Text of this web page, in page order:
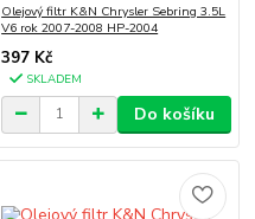
Olejový filtr K&N Chrysler Sebring 3.5L
V6 rok 2007-2008 HP-2004
397 Kč
SKLADEM
Do košíku